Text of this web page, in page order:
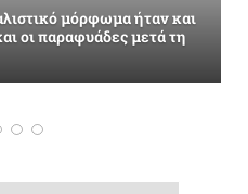
μόρφωμα ήταν και
οι παραφυάδες μετά τη